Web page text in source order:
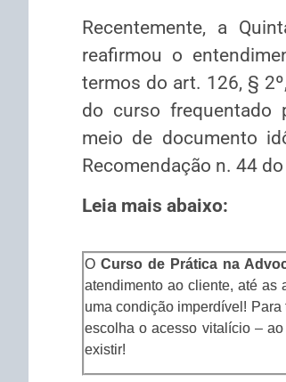
Recentemente, a
reafirmou o
termos do art. 126, §
do curso frequentado
meio de documento
Recomendação n. 44
Leia mais abaixo:
O Curso de Prática na
atendimento ao cliente, até as
uma condição imperdível!
escolha o acesso vitalício –
existir!